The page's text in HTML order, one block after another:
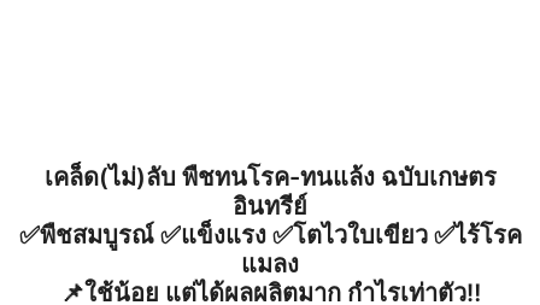
เคล็ด(ไม่)ลับ พืชทนโรค-ทนแล้ง ฉบับเกษตร
อินทรีย์
✅พืชสมบูรณ์ ✅แข็งแรง ✅โตไวใบเขียว ✅ไร้โรค
แมลง
📌ใช้น้อย แต่ได้ผลผลิตมาก กำไรเท่าตัว‼️